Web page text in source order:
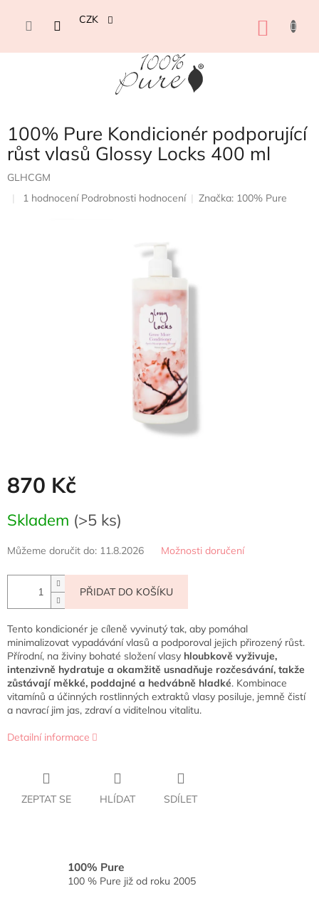
obsah
CZK
100% Pure Kondicionér podporující
růst vlasů Glossy Locks 400 ml
GLHCGM
Průměrné
1 hodnocení Podrobnosti hodnocení Značka: 100% Pure
870 Kč
cena:
Skladem (>5 ks)
Můžeme doručit do: 11.8.2026 Možnosti doručení
PŘIDAT DO KOŠÍKU
Tento kondicionér je cíleně vyvinutý tak, aby pomáhal
minimalizovat vypadávání vlasů a podporoval jejich přirozený růst.
Přírodní, na živiny bohaté složení vlasy hloubkově vyživuje,
intenzivně hydratuje a okamžitě usnadňuje rozčesávání, takže
zůstávají měkké, poddajné a hedvábně hladké. Kombinace
vitamínů a účinných rostlinných extraktů vlasy posiluje, jemně čistí
a navrací jim jas, zdraví a viditelnou vitalitu.
Detailní informace
ZEPTAT SE HLÍDAT SDÍLET
100% Pure
100 % Pure již od roku 2005